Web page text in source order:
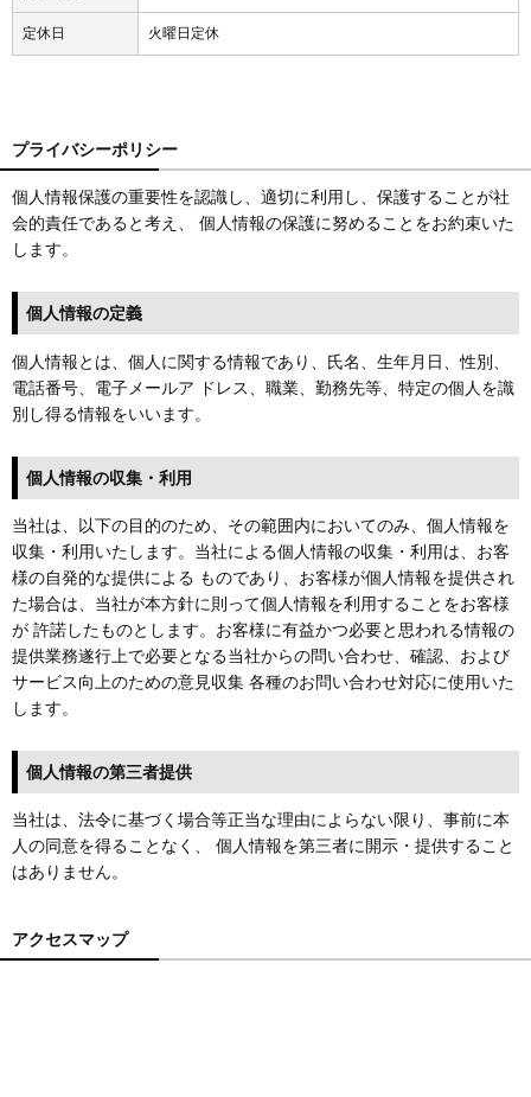
定休日 火曜日定休
プライバシーポリシー
個人情報保護の重要性を認識し、適切に利用し、保護することが社
会的責任であると考え、 個人情報の保護に努めることをお約束いた
します。
個人情報の定義
個人情報とは、個人に関する情報であり、氏名、生年月日、性別、
電話番号、電子メールア ドレス、職業、勤務先等、特定の個人を識
別し得る情報をいいます。
個人情報の収集・利用
当社は、以下の目的のため、その範囲内においてのみ、個人情報を
収集・利用いたします。当社による個人情報の収集・利用は、お客
様の自発的な提供による ものであり、お客様が個人情報を提供され
た場合は、当社が本方針に則って個人情報を利用することをお客様
が 許諾したものとします。お客様に有益かつ必要と思われる情報の
提供業務遂行上で必要となる当社からの問い合わせ、確認、および
サービス向上のための意見収集 各種のお問い合わせ対応に使用いた
します。
個人情報の第三者提供
当社は、法令に基づく場合等正当な理由によらない限り、事前に本
人の同意を得ることなく、 個人情報を第三者に開示・提供すること
はありません。
アクセスマップ